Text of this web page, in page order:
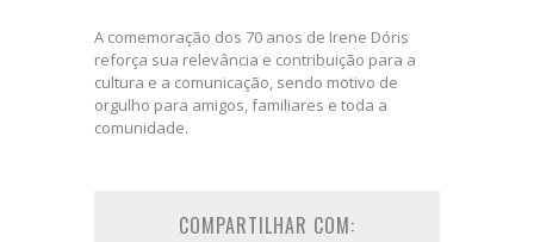
A comemoração dos 70 anos de Irene Dóris
reforça sua relevância e contribuição para a
cultura e a comunicação, sendo motivo de
orgulho para amigos, familiares e toda a
comunidade.
COMPARTILHAR COM: